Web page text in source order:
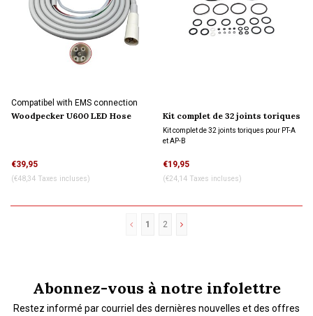
Compatibel with EMS connection
Woodpecker U600 LED Hose
€39,95
(€48,34 Taxes incluses)
Kit complet de 32 joints toriques
pour PT-A et AP-B Woodpecker
Kit complet de 32 joints toriques pour PT-A
et AP-B
€19,95
(€24,14 Taxes incluses)
1 2
Abonnez-vous à notre infolettre
Restez informé par courriel des dernières nouvelles et des offres